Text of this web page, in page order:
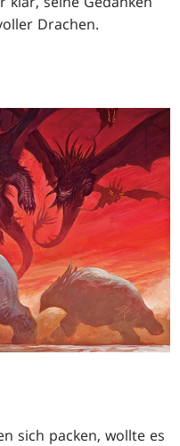
Drachen.
sich packen, wollte es